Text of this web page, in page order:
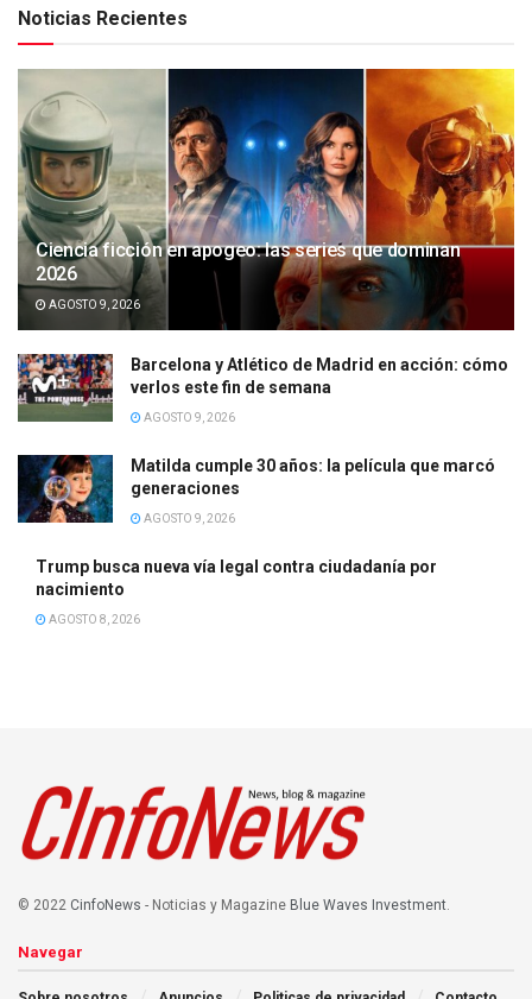
Noticias Recientes
Ciencia ficción en apogeo: las series que dominan
2026
AGOSTO 9, 2026
Barcelona y Atlético de Madrid en acción: cómo
verlos este fin de semana
AGOSTO 9, 2026
Matilda cumple 30 años: la película que marcó
generaciones
AGOSTO 9, 2026
Trump busca nueva vía legal contra ciudadanía por
nacimiento
AGOSTO 8, 2026
© 2022 CinfoNews - Noticias y Magazine Blue Waves Investment.
Navegar